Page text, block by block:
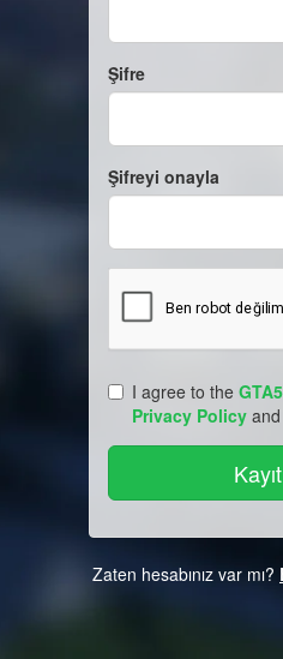
Şifre
Şifreyi onayla
I agree to the
Privacy Policy and
Zaten hesabınız var mı?